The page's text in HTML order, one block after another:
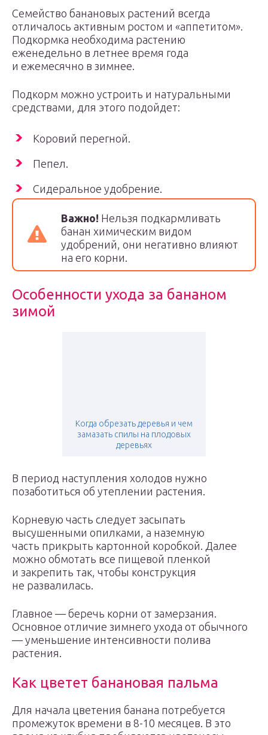
Семейство банановых растений всегда
отличалось активным ростом и «аппетитом».
Подкормка необходима растению
еженедельно в летнее время года
и ежемесячно в зимнее.
Подкорм можно устроить и натуральными
средствами, для этого подойдет:
Коровий перегной.
Пепел.
Сидеральное удобрение.
Важно! Нельзя подкармливать
банан химическим видом
удобрений, они негативно влияют
на его корни.
Особенности ухода за бананом
зимой
Когда обрезать деревья и чем
замазать спилы на плодовых
деревьях
В период наступления холодов нужно
позаботиться об утеплении растения.
Корневую часть следует засыпать
высушенными опилками, а наземную
часть прикрыть картонной коробкой. Далее
можно обмотать все пищевой пленкой
и закрепить так, чтобы конструкция
не развалилась.
Главное — беречь корни от замерзания.
Основное отличие зимнего ухода от обычного
— уменьшение интенсивности полива
растения.
Как цветет банановая пальма
Для начала цветения банана потребуется
промежуток времени в 8-10 месяцев. В это